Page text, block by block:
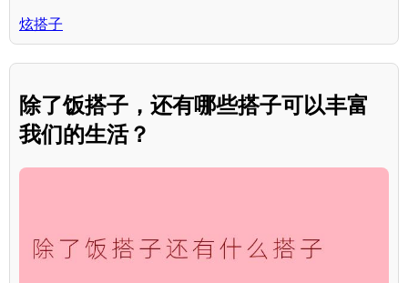
炫搭子
除了饭搭子，还有哪些搭子可以丰富
我们的生活？